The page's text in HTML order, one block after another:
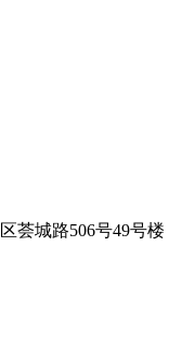
荟城路506号49号楼